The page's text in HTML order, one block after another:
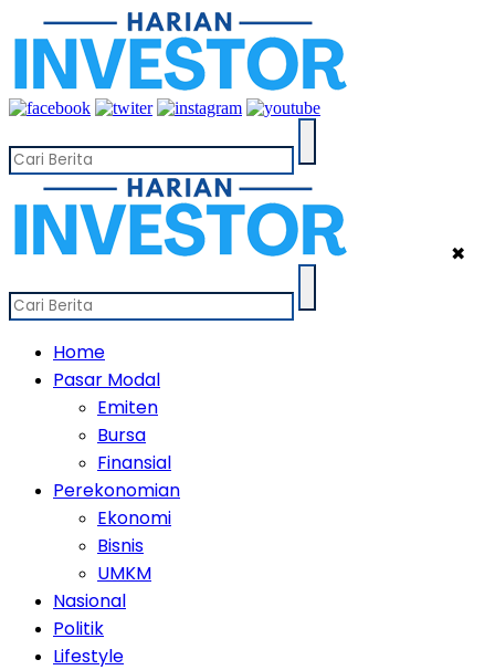
✖
Home
Pasar Modal
Emiten
Bursa
Finansial
Perekonomian
Ekonomi
Bisnis
UMKM
Nasional
Politik
Lifestyle